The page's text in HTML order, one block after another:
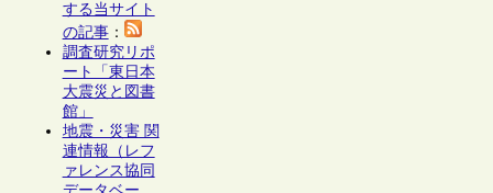
する当サイト
の記事：
調査研究リポ
ート「東日本
大震災と図書
館」
地震・災害 関
連情報（レフ
ァレンス協同